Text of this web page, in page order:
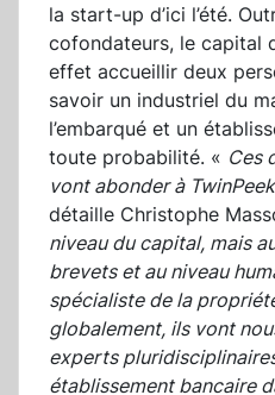
la start-up d’ici l’été.
cofondateurs, le capital
effet accueillir deux
savoir un industriel du
l’embarqué et un
toute probabilité. « Ces
vont abonder à
détaille Christophe
niveau du capital, mais
brevets et au niveau
spécialiste de la
globalement, ils vont
experts
établissement bancaire